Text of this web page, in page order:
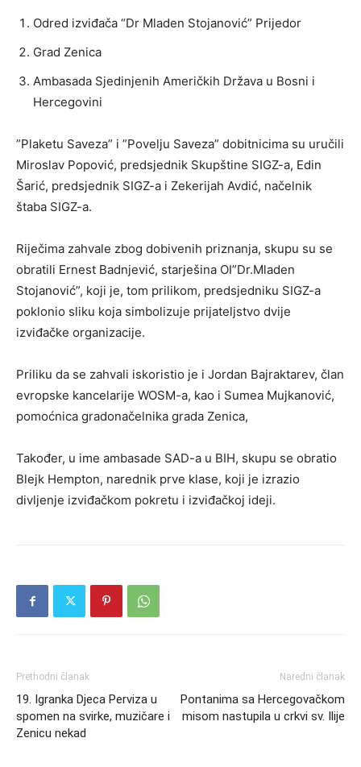
Odred izviđača “Dr Mladen Stojanović” Prijedor
Grad Zenica
Ambasada Sjedinjenih Američkih Država u Bosni i
Hercegovini
”Plaketu Saveza” i ”Povelju Saveza” dobitnicima su uručili
Miroslav Popović, predsjednik Skupštine SIGZ-a, Edin
Šarić, predsjednik SIGZ-a i Zekerijah Avdić, načelnik
štaba SIGZ-a.
Riječima zahvale zbog dobivenih priznanja, skupu su se
obratili Ernest Badnjević, starješina OI”Dr.Mladen
Stojanović”, koji je, tom prilikom, predsjedniku SIGZ-a
poklonio sliku koja simbolizuje prijateljstvo dvije
izviđačke organizacije.
Priliku da se zahvali iskoristio je i Jordan Bajraktarev, član
evropske kancelarije WOSM-a, kao i Sumea Mujkanović,
pomoćnica gradonačelnika grada Zenica,
Također, u ime ambasade SAD-a u BIH, skupu se obratio
Blejk Hempton, narednik prve klase, koji je izrazio
divljenje izviđačkom pokretu i izviđačkoj ideji.
Prethodni članak
19. Igranka Djeca Perviza u
spomen na svirke, muzičare i
Zenicu nekad
Naredni članak
Pontanima sa Hercegovačkom
misom nastupila u crkvi sv. Ilije